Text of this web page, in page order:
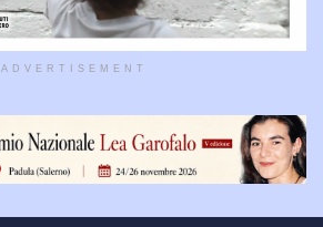
ADVERTISEMENT